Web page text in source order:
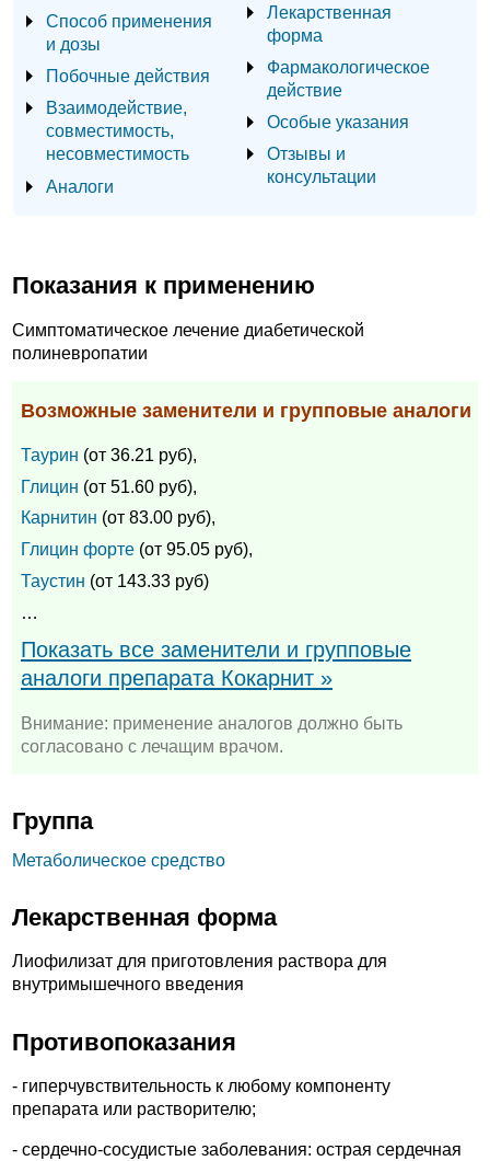
Способ применения
и дозы
Побочные действия
Взаимодействие,
совместимость,
несовместимость
Аналоги
Лекарственная
форма
Фармакологическое
действие
Особые указания
Отзывы и
консультации
Показания к применению
Симптоматическое лечение диабетической
полиневропатии
Возможные заменители и групповые аналоги
Таурин (от 36.21 руб),
Глицин (от 51.60 руб),
Карнитин (от 83.00 руб),
Глицин форте (от 95.05 руб),
Таустин (от 143.33 руб)
…
Показать все заменители и групповые
аналоги препарата Кокарнит »
Внимание: применение аналогов должно быть
согласовано с лечащим врачом.
Группа
Метаболическое средство
Лекарственная форма
Лиофилизат для приготовления раствора для
внутримышечного введения
Противопоказания
- гиперчувствительность к любому компоненту
препарата или растворителю;
- сердечно-сосудистые заболевания: острая сердечная